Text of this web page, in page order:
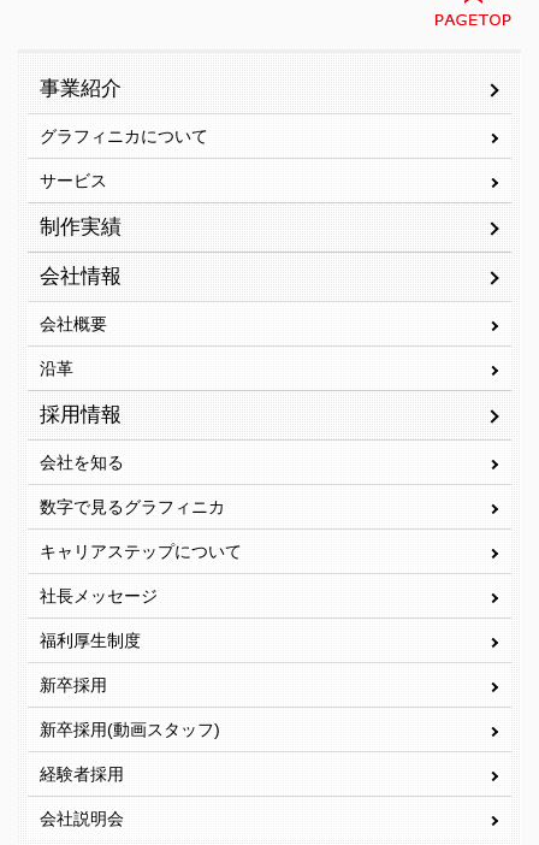
事業紹介
グラフィニカについて
サービス
制作実績
会社情報
会社概要
沿革
採用情報
会社を知る
数字で見るグラフィニカ
キャリアステップについて
社長メッセージ
福利厚生制度
新卒採用
新卒採用(動画スタッフ)
経験者採用
会社説明会